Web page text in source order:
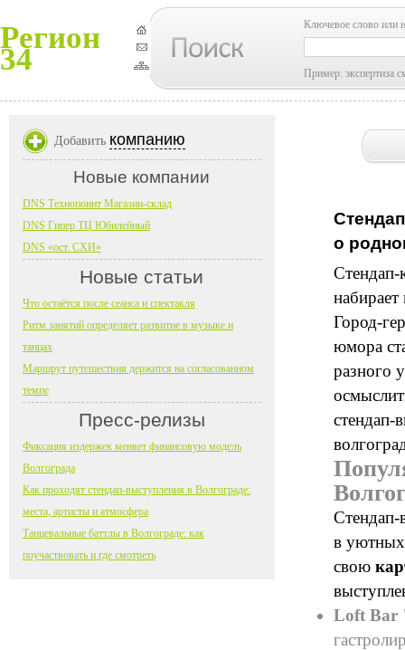
Регион
34
Ключевое слово или
Пример: экспертиза
о
Город-
юмора
разного
стендап-
Стендап-
в уютных
свою
Loft Bar
Добавить компанию
Новые компании
DNS Технопоинт Магазин-склад
DNS Гипер ТЦ Юбилейный
DNS «ост. СХИ»
Новые статьи
Что остаётся после сеанса и спектакля
Ритм занятий определяет развитие в музыке и
танцах
Маршрут путешествия держится на согласованном
темпе
Пресс-релизы
Фиксация издержек меняет финансовую модель
Волгограда
Как проходят стендап-выступления в Волгограде:
места, артисты и атмосфера
Танцевальные баттлы в Волгограде: как
поучаствовать и где смотреть